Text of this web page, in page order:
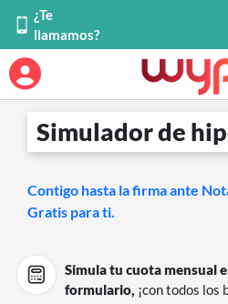
¿Te
llamamos?
Simulador de
Contigo hasta la firma ante
Gratis para ti.
Simula tu cuota mensual
formulario, ¡con todos los